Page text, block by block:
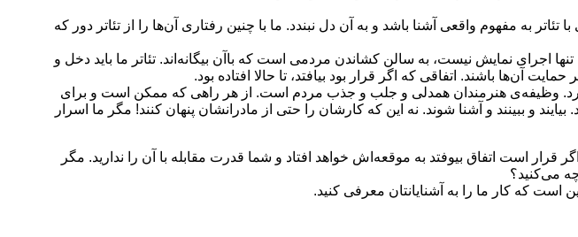
به مفهوم واقعی آشنا باشد و به آن دل نبندد. ما با چنین رفتاری آن‌ها را از تئاتر دور که
اجرای نمایش نیست، به سالن کشاندن مردمی است که باآن بیگانه‌اند. تئاتر ما باید دخل و
آن‌ها باشند. اتفاقی که اگر قرار بود بیافتد، تا حالا افتاده بود.
دارد. وظیفه‌ی هنرمندان همدلی و جلب و جذب مردم است. از هر راهی که ممکن است و برای
و ببینند و آشنا شوند. نه این که کارشان را حتی از مادرانشان پنهان کنند! مگر ما اسرار
است اتفاق بیوفتد به موقعه‌اش خواهد افتاد و شما قدرت مقابله با آن را ندارید. مگر
می‌کنید؟
که کار ما را به آشنایانتان معرفی کنید.